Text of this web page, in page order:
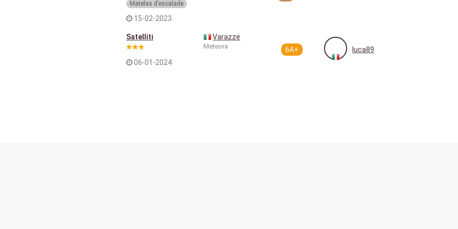
Matelas d’escalade
15-02-2023
Satelliti
06-01-2024
Varazze
Meteora 6A+ luca89